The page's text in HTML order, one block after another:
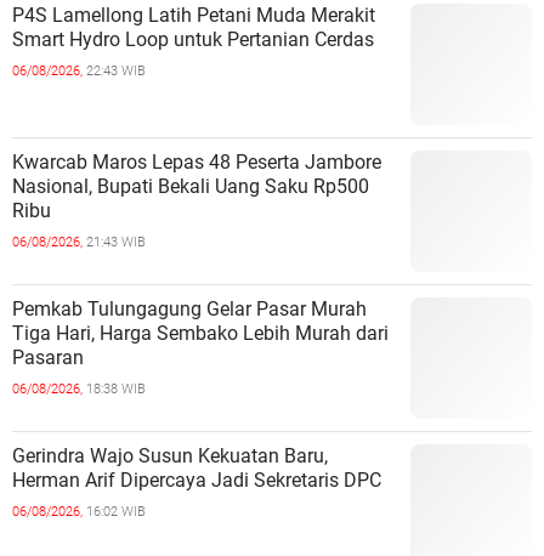
P4S Lamellong Latih Petani Muda Merakit
Smart Hydro Loop untuk Pertanian Cerdas
06/08/2026, 22:43 WIB
Kwarcab Maros Lepas 48 Peserta Jambore
Nasional, Bupati Bekali Uang Saku Rp500
Ribu
06/08/2026, 21:43 WIB
Pemkab Tulungagung Gelar Pasar Murah
Tiga Hari, Harga Sembako Lebih Murah dari
Pasaran
06/08/2026, 18:38 WIB
Gerindra Wajo Susun Kekuatan Baru,
Herman Arif Dipercaya Jadi Sekretaris DPC
06/08/2026, 16:02 WIB